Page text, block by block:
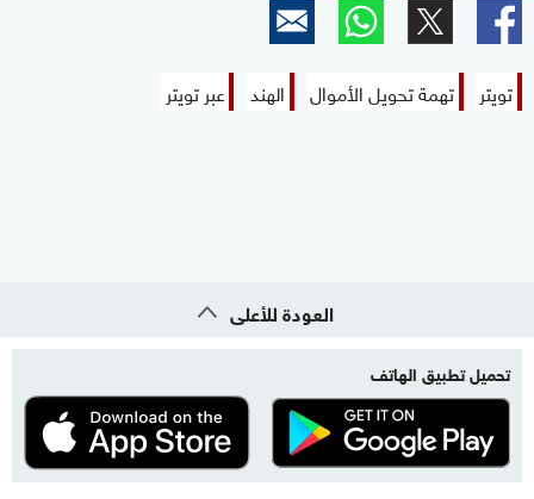
تويتر تهمة تحويل الأموال الهند عبر تويتر
العودة للأعلى
تحميل تطبيق الهاتف